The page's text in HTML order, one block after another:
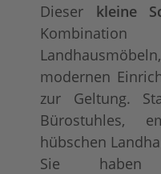
Dieser kleine
modernen
zur Geltung.
Bürostuhles,
hübschen
Sie haben